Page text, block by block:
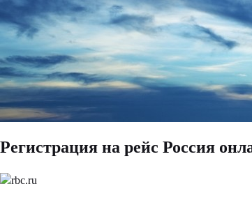
Регистрация на рейс Россия